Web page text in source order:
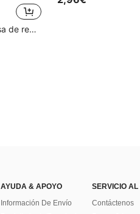
Clientes con alta tasa de repetición
AYUDA & APOYO
Información De Envío
SERVICIO AL
Contáctenos